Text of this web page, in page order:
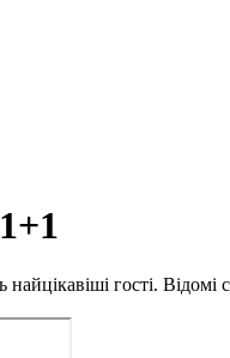
найцікавіші гості.